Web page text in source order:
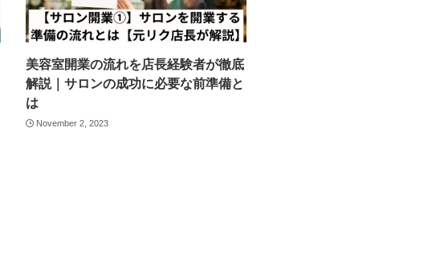
美容室開業の流れを店長経験者が徹底
解説｜サロンの成功に必要な前準備と
は
November 2, 2023